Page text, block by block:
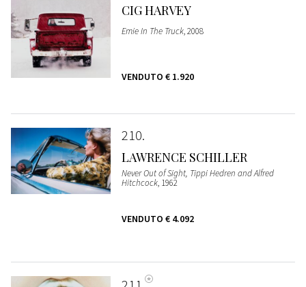
CIG HARVEY
Emie In The Truck, 2008
VENDUTO € 1.920
210
LAWRENCE SCHILLER
Never Out of Sight, Tippi Hedren and Alfred
Hitchcock, 1962
VENDUTO € 4.092